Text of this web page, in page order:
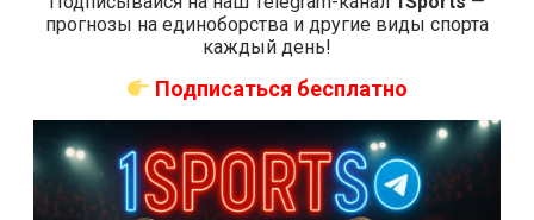
КОММЕНТАРИЕВ
прогнозы на единоборства и другие виды спорта
каждый день!
Подписаться бесплатно